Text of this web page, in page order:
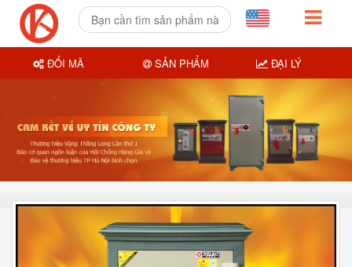
ĐỔI MÃ SẢN PHẨM ĐẠI LÝ